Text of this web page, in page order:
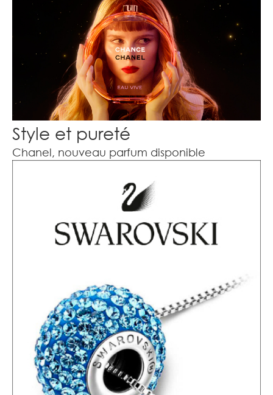
Style et pureté
Chanel, nouveau parfum disponible